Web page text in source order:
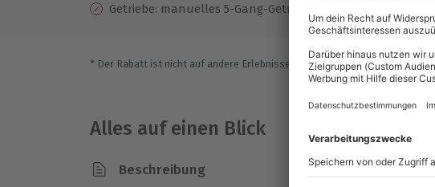
Getriebe: manuelles 5-Gang-Getriebe
* Der Rabatt ist nicht auf andere Erlebnisse bei der Einlösung übertragbar.
Alles auf einen Blick
Beschreibung